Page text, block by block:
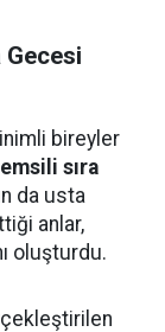
bireyler
sıra
da usta
anlar,
oluşturdu.